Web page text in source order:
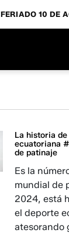
FERIADO 10 DE
La historia
ecuatoriana
de patinaje
Es la
mundial de
2024, está
el deporte
atesorando